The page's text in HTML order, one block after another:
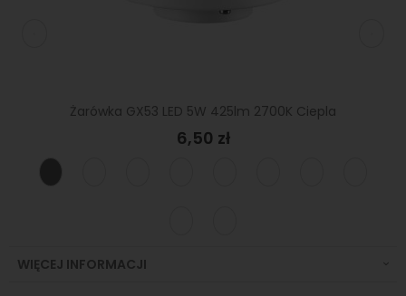
Żarówka GX53 LED 5W 425lm 2700K Ciepla
6,50 zł
WIĘCEJ INFORMACJI